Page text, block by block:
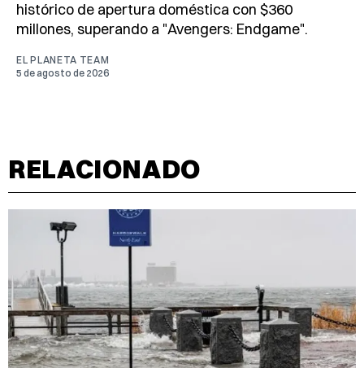
histórico de apertura doméstica con $360
millones, superando a "Avengers: Endgame".
EL PLANETA TEAM
5 de agosto de 2026
RELACIONADO